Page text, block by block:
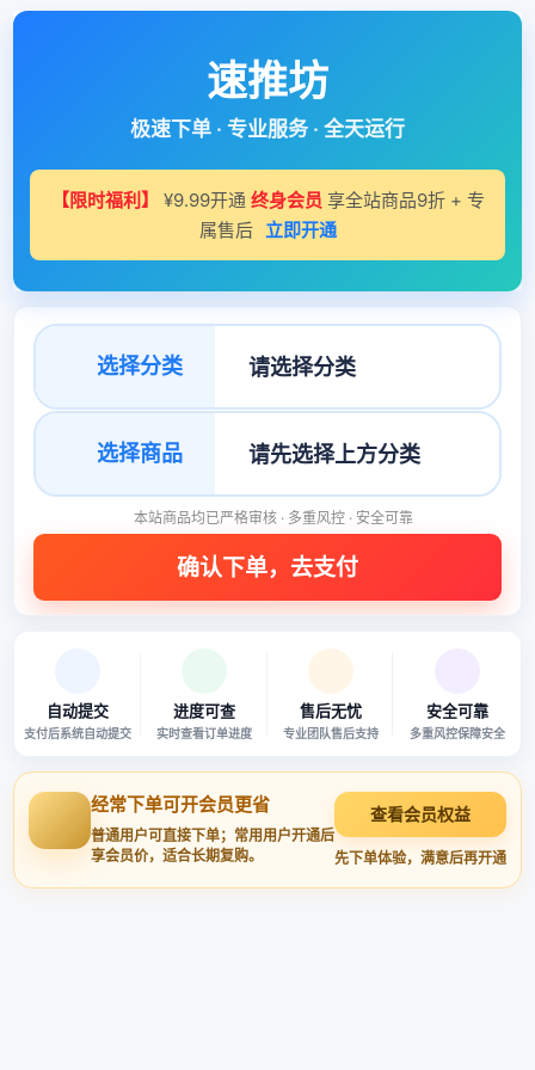
速推坊
极速下单 · 专业服务 · 全天运行
【限时福利】 ¥9.99开通 终身会员 享全站商品9折 + 专
属售后 立即开通
选择分类
选择商品
本站商品均已严格审核 · 多重风控 · 安全可靠
自动提交
支付后系统自动提交
进度可查
实时查看订单进度
售后无忧
专业团队售后支持
安全可靠
多重风控保障安全
经常下单可开会员更省
普通用户可直接下单；常用用户开通后
享会员价，适合长期复购。
查看会员权益
先下单体验，满意后再开通